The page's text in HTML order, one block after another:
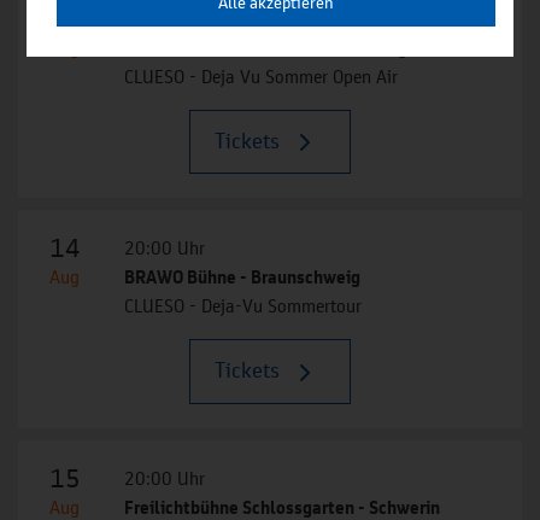
09
CLUESO - Deja Vu Sommer Open Air
Tickets
14
Aug
20:00 Uhr
BRAWO Bühne - Braunschweig
CLUESO - Deja-Vu Sommertour
Tickets
15
Aug
20:00 Uhr
Freilichtbühne Schlossgarten - Schwerin